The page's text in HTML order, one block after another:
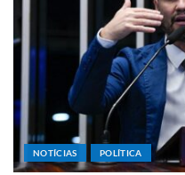
NOTÍCIAS POLÍTICA